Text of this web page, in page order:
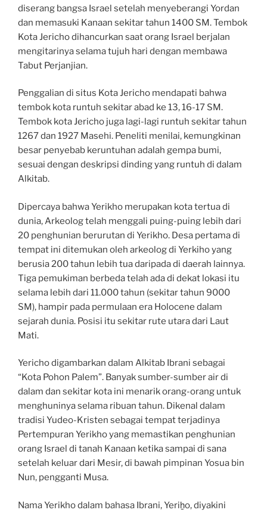
diserang bangsa Israel setelah menyeberangi Yordan
dan memasuki Kanaan sekitar tahun 1400 SM. Tembok
Kota Jericho dihancurkan saat orang Israel berjalan
mengitarinya selama tujuh hari dengan membawa
Tabut Perjanjian.
Penggalian di situs Kota Jericho mendapati bahwa
tembok kota runtuh sekitar abad ke 13, 16-17 SM.
Tembok kota Jericho juga lagi-lagi runtuh sekitar tahun
1267 dan 1927 Masehi. Peneliti menilai, kemungkinan
besar penyebab keruntuhan adalah gempa bumi,
sesuai dengan deskripsi dinding yang runtuh di dalam
Alkitab.
Dipercaya bahwa Yerikho merupakan kota tertua di
dunia, Arkeolog telah menggali puing-puing lebih dari
20 penghunian berurutan di Yerikho. Desa pertama di
tempat ini ditemukan oleh arkeolog di Yerkiho yang
berusia 200 tahun lebih tua daripada di daerah lainnya.
Tiga pemukiman berbeda telah ada di dekat lokasi itu
selama lebih dari 11.000 tahun (sekitar tahun 9000
SM), hampir pada permulaan era Holocene dalam
sejarah dunia. Posisi itu sekitar rute utara dari Laut
Mati.
Yericho digambarkan dalam Alkitab Ibrani sebagai
“Kota Pohon Palem”. Banyak sumber-sumber air di
dalam dan sekitar kota ini menarik orang-orang untuk
menghuninya selama ribuan tahun. Dikenal dalam
tradisi Yudeo-Kristen sebagai tempat terjadinya
Pertempuran Yerikho yang memastikan penghunian
orang Israel di tanah Kanaan ketika sampai di sana
setelah keluar dari Mesir, di bawah pimpinan Yosua bin
Nun, pengganti Musa.
Nama Yerikho dalam bahasa Ibrani, Yeriẖo, diyakini